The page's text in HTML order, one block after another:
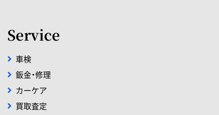
Service
車検
鈑金・修理
カーケア
買取査定